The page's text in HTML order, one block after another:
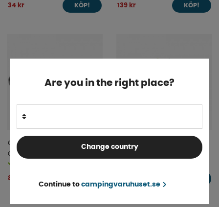
34 kr KÖP! 139 kr KÖP!
Cadac Grillplatta Räfflad/Slät
Carri Chef 2 46 cm
865 kr
Kylskåpsförvaring Purvario
Are you in the right place?
Change country
Continue to campingvaruhuset.se